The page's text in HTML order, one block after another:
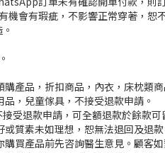
機會有瑕疵，不影響正常穿著，恕
產品，折扣商品，內衣，床枕類
，兒童傢具，不接受退款申請。
受退款申請，可全額退款於餘款
質素未如理想，恕無法退回及退款
買產品前先咨詢醫生意見。顧客